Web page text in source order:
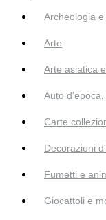
Archeologia
Arte
Arte asiatica
Auto
Carte
Decorazioni
Fumetti e
Giocattoli e